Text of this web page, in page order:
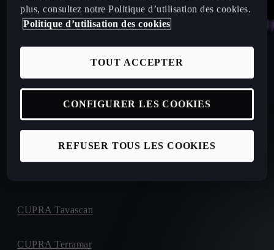
France Français
Nouvelle CUPRA Raval
CUPRA Tavascan
CUPRA Terramar
plus, consultez notre Politique d’utilisation des cookies.
Politique d’utilisation des cookies
REFUSER TOUS LES COOKIES
TOUT ACCEPTER
CONFIGURER LES COOKIES